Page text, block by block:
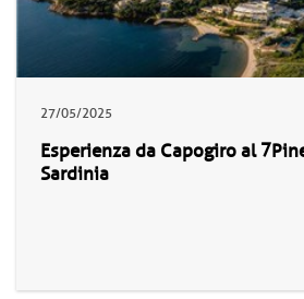
27/05/2025
Esperienza da Capogiro al
Sardinia